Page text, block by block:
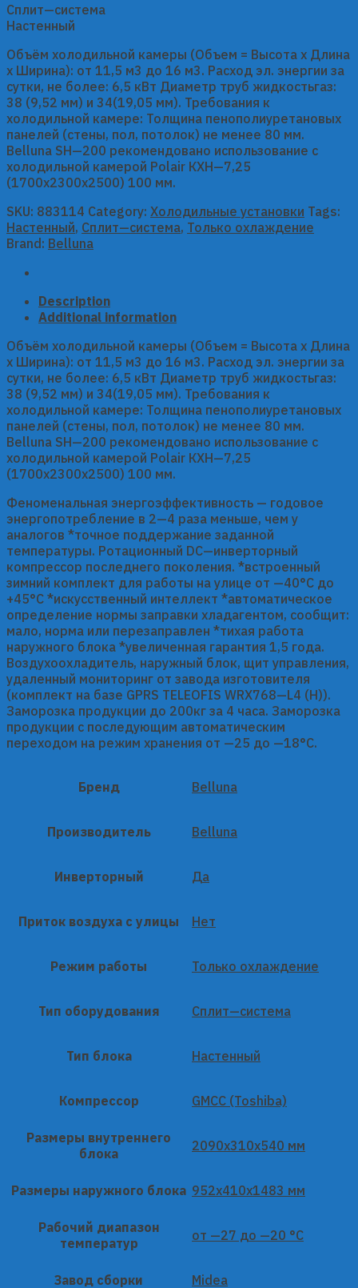
Сплит—система
Настенный
Объём холодильной камеры (Объем = Высота х Длина
х Ширина): от 11,5 м3 до 16 м3. Расход эл. энергии за
сутки, не более: 6,5 кВт Диаметр труб жидкостьгаз:
38 (9,52 мм) и 34(19,05 мм). Требования к
холодильной камере: Толщина пенополиуретановых
панелей (стены, пол, потолок) не менее 80 мм.
Belluna SH—200 рекомендовано использование с
холодильной камерой Polair КХН—7,25
(1700х2300х2500) 100 мм.
SKU: 883114 Category: Холодильные установки Tags:
Настенный, Сплит—система, Только охлаждение
Brand: Belluna
Description
Additional information
Объём холодильной камеры (Объем = Высота х Длина
х Ширина): от 11,5 м3 до 16 м3. Расход эл. энергии за
сутки, не более: 6,5 кВт Диаметр труб жидкостьгаз:
38 (9,52 мм) и 34(19,05 мм). Требования к
холодильной камере: Толщина пенополиуретановых
панелей (стены, пол, потолок) не менее 80 мм.
Belluna SH—200 рекомендовано использование с
холодильной камерой Polair КХН—7,25
(1700х2300х2500) 100 мм.
Феноменальная энергоэффективность — годовое
энергопотребление в 2—4 раза меньше, чем у
аналогов *точное поддержание заданной
температуры. Ротационный DС—инверторный
компрессор последнего поколения. *встроенный
зимний комплект для работы на улице от —40°С до
+45°С *искусственный интеллект *автоматическое
определение нормы заправки хладагентом, сообщит:
мало, норма или перезаправлен *тихая работа
наружного блока *увеличенная гарантия 1,5 года.
Воздухоохладитель, наружный блок, щит управления,
удаленный мониторинг от завода изготовителя
(комплект на базе GPRS TELEOFIS WRX768—L4 (H)).
Заморозка продукции до 200кг за 4 часа. Заморозка
продукции с последующим автоматическим
переходом на режим хранения от —25 до —18°С.
Бренд Belluna
Производитель Belluna
Инверторный Да
Приток воздуха с улицы Нет
Режим работы Только охлаждение
Тип оборудования Сплит—система
Тип блока Настенный
Компрессор GMCC (Toshiba)
Размеры внутреннего
блока
2090x310x540 мм
Размеры наружного блока 952x410x1483 мм
Рабочий диапазон
температур
от —27 до —20 °C
Завод сборки Midea